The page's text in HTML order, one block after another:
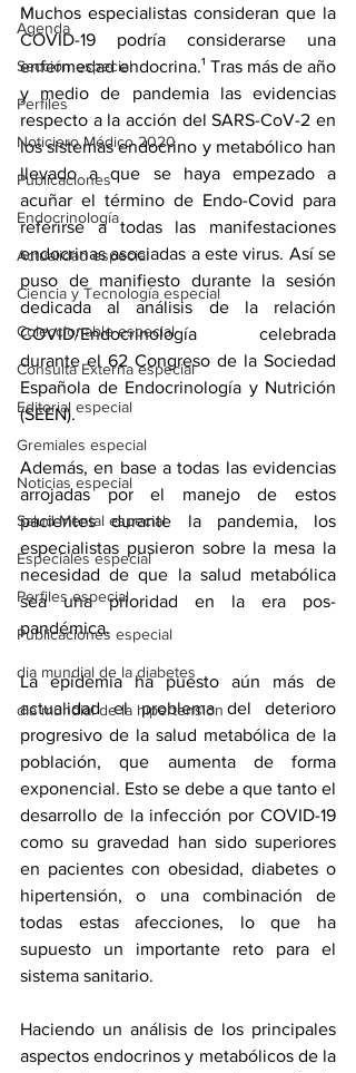
Agenda
Sección especial
Perfiles
Noticiero Médico 2020
Publicaciones
Endocrinología
Actualidad especial
Ciencia y Tecnología especial
Coleccionable especial
Consulta Externa especial
Editorial especial
Gremiales especial
Noticias especial
Salud Mental especial
Especiales especial
Perfiles especial
Publicaciones especial
dia mundial de la diabetes
dia mundial de la hipertension
Muchos especialistas consideran que la
COVID-19 podría considerarse una
enfermedad endocrina.¹ Tras más de año
y medio de pandemia las evidencias
respecto a la acción del SARS-CoV-2 en
los sistemas endocrino y metabólico han
llevado a que se haya empezado a
acuñar el término de Endo-Covid para
referirse a todas las manifestaciones
endocrinas asociadas a este virus. Así se
puso de manifiesto durante la sesión
dedicada al análisis de la relación
COVID/Endocrinología celebrada
durante el 62 Congreso de la Sociedad
Española de Endocrinología y Nutrición
(SEEN).
Además, en base a todas las evidencias
arrojadas por el manejo de estos
pacientes durante la pandemia, los
especialistas pusieron sobre la mesa la
necesidad de que la salud metabólica
sea una prioridad en la era pos-
pandémica.
La epidemia ha puesto aún más de
actualidad el problema del deterioro
progresivo de la salud metabólica de la
población, que aumenta de forma
exponencial. Esto se debe a que tanto el
desarrollo de la infección por COVID-19
como su gravedad han sido superiores
en pacientes con obesidad, diabetes o
hipertensión, o una combinación de
todas estas afecciones, lo que ha
supuesto un importante reto para el
sistema sanitario.
Haciendo un análisis de los principales
aspectos endocrinos y metabólicos de la